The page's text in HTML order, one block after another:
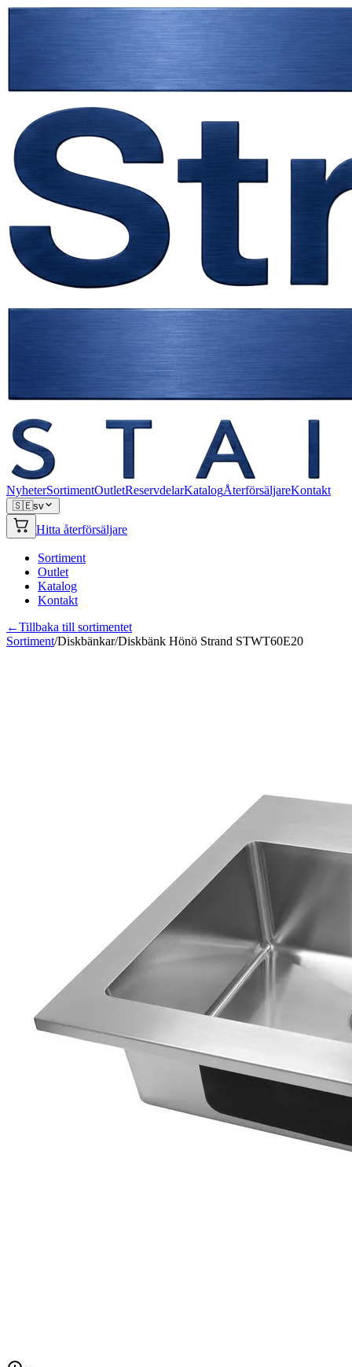
NyheterSortimentOutletReservdelarKatalogÅterförsäljareKontakt
🇸🇪sv
Hitta återförsäljare
Sortiment
Outlet
Katalog
Kontakt
←Tillbaka till sortimentet
Sortiment/Diskbänkar/Diskbänk Hönö Strand STWT60E20